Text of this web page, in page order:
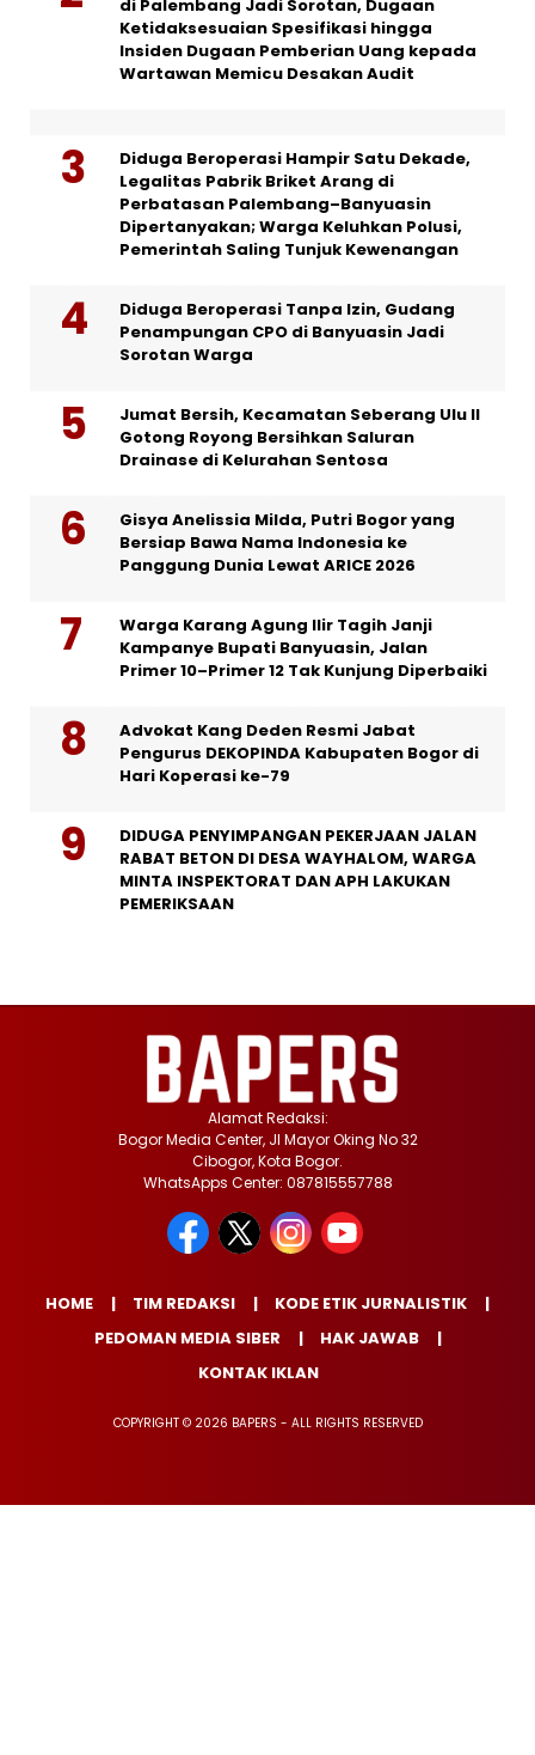
di Palembang Jadi Sorotan, Dugaan
Ketidaksesuaian Spesifikasi hingga
Insiden Dugaan Pemberian Uang kepada
Wartawan Memicu Desakan Audit
Diduga Beroperasi Hampir Satu Dekade,
Legalitas Pabrik Briket Arang di
Perbatasan Palembang–Banyuasin
Dipertanyakan; Warga Keluhkan Polusi,
Pemerintah Saling Tunjuk Kewenangan
Diduga Beroperasi Tanpa Izin, Gudang
Penampungan CPO di Banyuasin Jadi
Sorotan Warga
Jumat Bersih, Kecamatan Seberang Ulu II
Gotong Royong Bersihkan Saluran
Drainase di Kelurahan Sentosa
Gisya Anelissia Milda, Putri Bogor yang
Bersiap Bawa Nama Indonesia ke
Panggung Dunia Lewat ARICE 2026
Warga Karang Agung Ilir Tagih Janji
Kampanye Bupati Banyuasin, Jalan
Primer 10–Primer 12 Tak Kunjung Diperbaiki
Advokat Kang Deden Resmi Jabat
Pengurus DEKOPINDA Kabupaten Bogor di
Hari Koperasi ke-79
DIDUGA PENYIMPANGAN PEKERJAAN JALAN
RABAT BETON DI DESA WAYHALOM, WARGA
MINTA INSPEKTORAT DAN APH LAKUKAN
PEMERIKSAAN
Alamat Redaksi:
Bogor Media Center, Jl Mayor Oking No 32
Cibogor, Kota Bogor.
WhatsApps Center: 087815557788
HOME TIM REDAKSI
KODE ETIK JURNALISTIK
PEDOMAN MEDIA SIBER
HAK JAWAB
KONTAK IKLAN
COPYRIGHT © 2026 BAPERS - ALL RIGHTS RESERVED